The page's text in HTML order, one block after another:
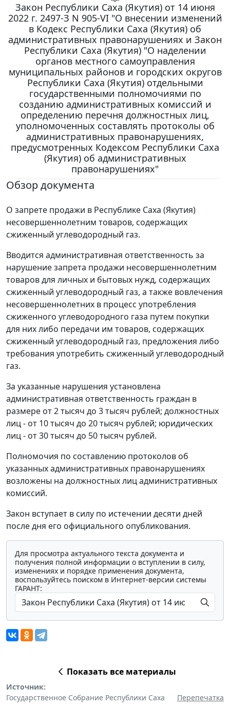
Закон Республики Саха (Якутия) от 14 июня
2022 г. 2497-З N 905-VI "О внесении изменений
в Кодекс Республики Саха (Якутия) об
административных правонарушениях и Закон
Республики Саха (Якутия) "О наделении
органов местного самоуправления
муниципальных районов и городских округов
Республики Саха (Якутия) отдельными
государственными полномочиями по
созданию административных комиссий и
определению перечня должностных лиц,
уполномоченных составлять протоколы об
административных правонарушениях,
предусмотренных Кодексом Республики Саха
(Якутия) об административных
правонарушениях"
Обзор документа
О запрете продажи в Республике Саха (Якутия)
несовершеннолетним товаров, содержащих
сжиженный углеводородный газ.
Вводится административная ответственность за
нарушение запрета продажи несовершеннолетним
товаров для личных и бытовых нужд, содержащих
сжиженный углеводородный газ, а также вовлечения
несовершеннолетних в процесс употребления
сжиженного углеводородного газа путем покупки
для них либо передачи им товаров, содержащих
сжиженный углеводородный газ, предложения либо
требования употребить сжиженный углеводородный
газ.
За указанные нарушения установлена
административная ответственность граждан в
размере от 2 тысяч до 3 тысяч рублей; должностных
лиц - от 10 тысяч до 20 тысяч рублей; юридических
лиц - от 30 тысяч до 50 тысяч рублей.
Полномочия по составлению протоколов об
указанных административных правонарушениях
возложены на должностных лиц административных
комиссий.
Закон вступает в силу по истечении десяти дней
после дня его официального опубликования.
Для просмотра актуального текста документа и
получения полной информации о вступлении в силу,
изменениях и порядке применения документа,
воспользуйтесь поиском в Интернет-версии системы
ГАРАНТ:
Показать все материалы
Источник:
Государственное Собрание Республики Саха
Перепечатка